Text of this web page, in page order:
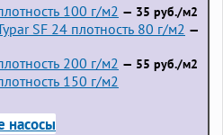
100 г/м2 — 35 руб./м2
SF 24 плотность 80 г/м2 —
200 г/м2 — 55 руб./м2
150 г/м2
насосы